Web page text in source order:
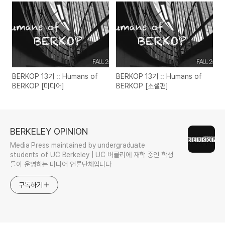
BERKOP 13기 :: Humans of
BERKOP [미디어]
BERKOP 13기 :: Humans of
BERKOP [소셜편]
BERKELEY OPINION
Media Press maintained by undergraduate
students of UC Berkeley | UC 버클리에 재학 중인 학생
들이 운영하는 미디어 언론단체입니다
구독하기